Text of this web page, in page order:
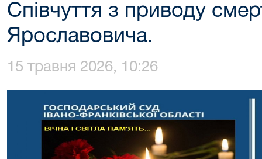
Співчуття з приводу
Ярославовича.
15 травня 2026, 10:26